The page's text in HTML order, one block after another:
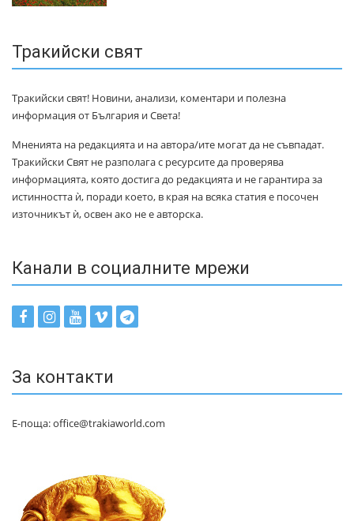
Тракийски свят
Тракийски свят! Новини, анализи, коментари и полезна
информация от България и Света!
Мненията на редакцията и на автора/ите могат да не съвпадат.
Тракийски Свят не разполага с ресурсите да проверява
информацията, която достига до редакцията и не гарантира за
истинността ѝ, поради което, в края на всяка статия е посочен
източникът ѝ, освен ако не е авторска.
Канали в социалните мрежи
За контакти
Е-поща: office@trakiaworld.com